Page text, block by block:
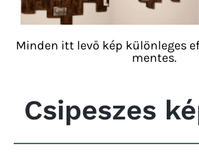
Minden itt levő kép különleges
mentes.
Csipeszes